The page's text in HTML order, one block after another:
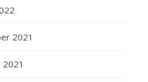
2021